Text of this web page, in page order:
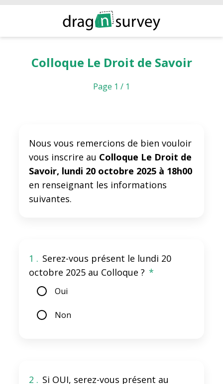
Colloque Le Droit de Savoir
Page 1 / 1
Nous vous remercions de bien vouloir
vous inscrire au Colloque Le Droit de
Savoir, lundi 20 octobre 2025 à 18h00
en renseignant les informations
suivantes.
1 . Serez-vous présent le lundi 20
octobre 2025 au Colloque ? *
Oui
Non
2 . Si OUI, serez-vous présent au